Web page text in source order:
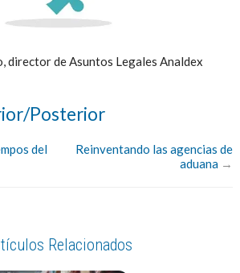
director de Asuntos Legales Analdex
Posterior
del
Reinventando las agencias de
aduana →
Relacionados